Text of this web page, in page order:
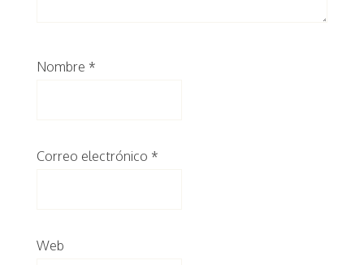
Nombre *
Correo electrónico *
Web